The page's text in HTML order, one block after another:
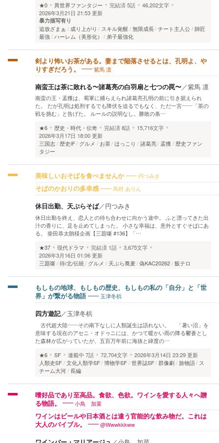
★0
異世界ファンタジー 完結済5話
46,202文字
2026年3月21日 21:53 更新
暴力描写有り
追放ざまぁ 成り上がり スキル覚醒 無限成長 チート主人公 師匠
最強 ハーレム（美形化） 弟子最強化
剣より怖いお茶がある。妻まで陥落させるとは、孔明よ、や
りすぎだろう。
紫馬 凛
南蛮王は茶に敗れる〜諸葛亮の白羽扇と七つの罠〜／紫馬 凛
南蛮の王・孟獲は、蜀軍に捕らえられ諸葛亮孔明の前に引き据えられ
た。 だが孔明は処刑するでも降伏を迫るでもなく、ただ一言——「茶の
戦を挑む」と告げた。 ルールの説明なし。勝敗の条…
★6
歴史・時代・伝奇 完結済8話
15,716文字
2026年3月17日 18:00 更新
三国志 歴史IF グルメ お茶 ほっこり 諸葛亮 孟獲
歴史ファン
タジー
美味しいおそばを食べませんか 円つみき
そばのかおりの多幸感 馬村 ありん
休日出勤、天ぷらそば／円つみき
休日出勤を終え、恋人との待ち合わせに向かう途中。 ふと漂ってきた出
汁の香りに、足を止めてしまった。 小さな幸福は、意外とすぐそばにあ
る。 柴田恭太朗様企画【三題噺 #136】「…
★37
現代ドラマ 完結済 1話
3,675文字
2026年3月16日 01:06 更新
三題噺 待/北/伝統 グルメ 天ぷら蕎麦 偽KAC20262 飯テロ
もしもの地球、もしもの歴史、もしもの私の「自分」と「世
界」が繋がる物語
玉津冬梹
四方遊記／玉津冬梹
古代超大陸――その南下なしに人類誕生は語れない。 「暑い沼」を
意味する現在のアセニ・オドゥニには、かつて暖かい雨の降る鬱蒼とし
た森林が広がっていたが、五百万年前に海抜と緯度の…
★6
SF 連載中 7話 72,704文字
2026年3月14日 23:29 更新
人類史SF 文化人類学SF 博物学SF 世界誌SF 群像劇 旅物語
ス
チーム大河 長編
嗜好品であり至高品。食欲、色欲。ワインを愛する人々へ贈
る物語。
小鳥 加菜
ワインはビールや日本酒とは違う官能的な飲み物だ。これは
大人のバイブル。
@Wwwkkkww